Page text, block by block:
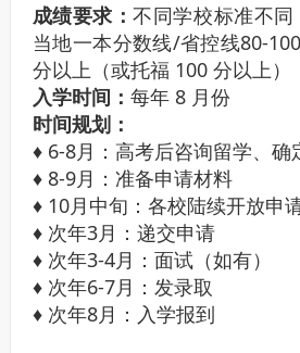
成绩要求：不同学校标准不
当地一本分数线/省控线80-
分以上（或托福 100 分以上）
入学时间： 每年 8 月份
时间规划：
♦ 6-8月：高考后咨询留学、确
♦ 8-9月：准备申请材料
♦ 10月中旬：各校陆续开放申
♦ 次年3月：递交申请
♦ 次年3-4月：面试（如有）
♦ 次年6-7月：发录取
♦ 次年8月：入学报到